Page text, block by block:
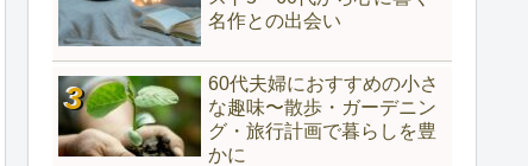
名作との出会い
60代夫婦におすすめの小さ
な趣味〜散歩・ガーデニン
グ・旅行計画で暮らしを豊
かに